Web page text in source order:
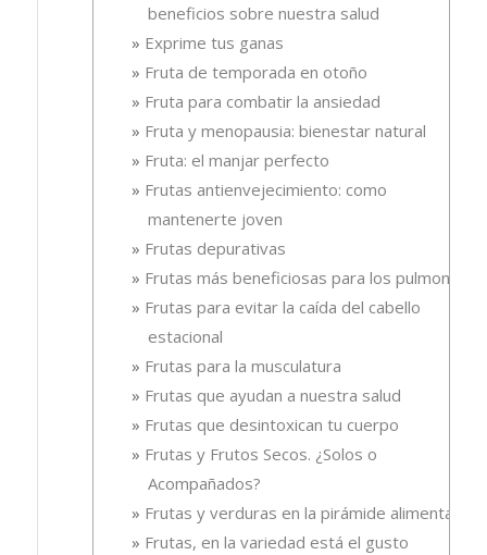
beneficios sobre nuestra salud
Exprime tus ganas
Fruta de temporada en otoño
Fruta para combatir la ansiedad
Fruta y menopausia: bienestar natural
Fruta: el manjar perfecto
Frutas antienvejecimiento: como
mantenerte joven
Frutas depurativas
Frutas más beneficiosas para los pulmones
Frutas para evitar la caída del cabello
estacional
Frutas para la musculatura
Frutas que ayudan a nuestra salud
Frutas que desintoxican tu cuerpo
Frutas y Frutos Secos. ¿Solos o
Acompañados?
Frutas y verduras en la pirámide alimentaria
Frutas, en la variedad está el gusto